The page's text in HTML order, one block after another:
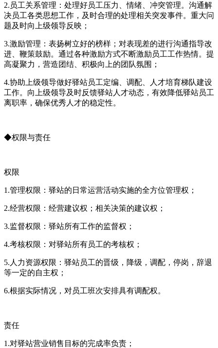
2.员工关系管理：处理好员工压力、情绪、冲突管理。沟通解
决员工各类思想工作，及时合理的处理相关突发事件。重大问
题及时向上级领导反映；
3.激励管理：表扬树立好的榜样；对表现差的进行沟通指导改
进、鞭策鼓励。通过各种激励方式不断激励员工工作热情。提
高凝聚力，营造团结、积极向上的团队氛围；
4.协助上级领导做好驿站员工定编、调配、人才培育梯队建设
工作。向上级领导及时反馈驿站人才动态，有效降低驿站员工
离职率，确保优秀人才的稳定性。
◆权限与责任
权限
1.管理权限：驿站的日常运营活动实施的全方位管理权；
2.经营权限：经营建议权；相关决策的建议权；
3.监督权限：驿站所有工作的监督权；
4.考核权限：对驿站所有员工的考核权；
5.人力资源权限：驿站员工的晋级，降级，调配，停岗，辞退
等一定的自主权；
6.根据实际情况，对员工班次安排具有调配权。
责任
1.对驿站营业销售目标的完成率负责；